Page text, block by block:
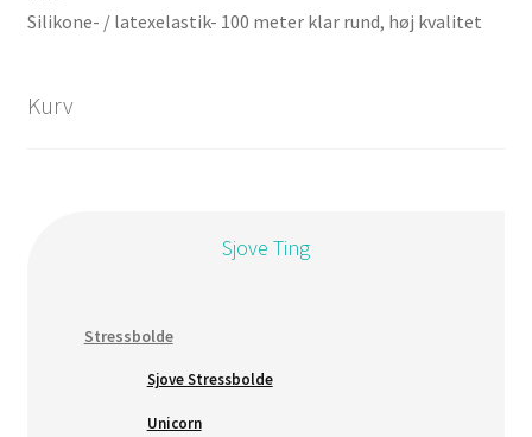
Silikone- / latexelastik- 100 meter klar rund, høj kvalitet
Kurv
Sjove Ting
Stressbolde
Sjove Stressbolde
Unicorn